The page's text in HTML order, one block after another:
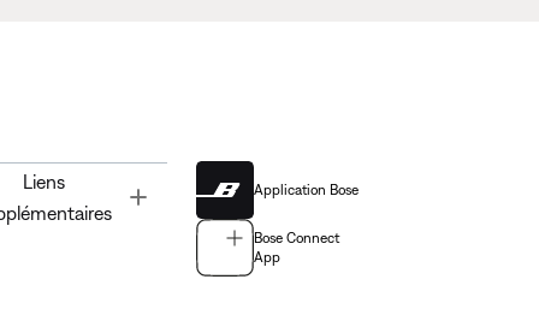
Liens
Application Bose
Bose Connect
App